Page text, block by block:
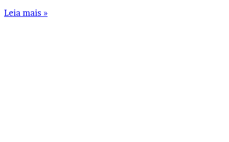
Leia mais »